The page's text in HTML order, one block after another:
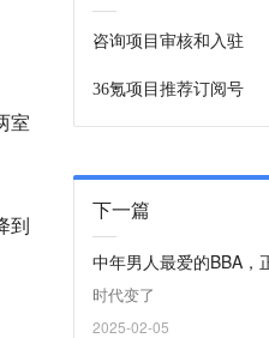
室
到
咨询项目审核和入驻
36氪项目推荐订阅号
下一篇
中年男人最爱的BBA，
时代变了
2025-02-05